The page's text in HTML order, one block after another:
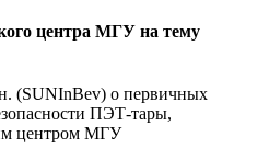
центра МГУ на тему
(SUNInBev) о первичных
ПЭТ-тары,
центром МГУ